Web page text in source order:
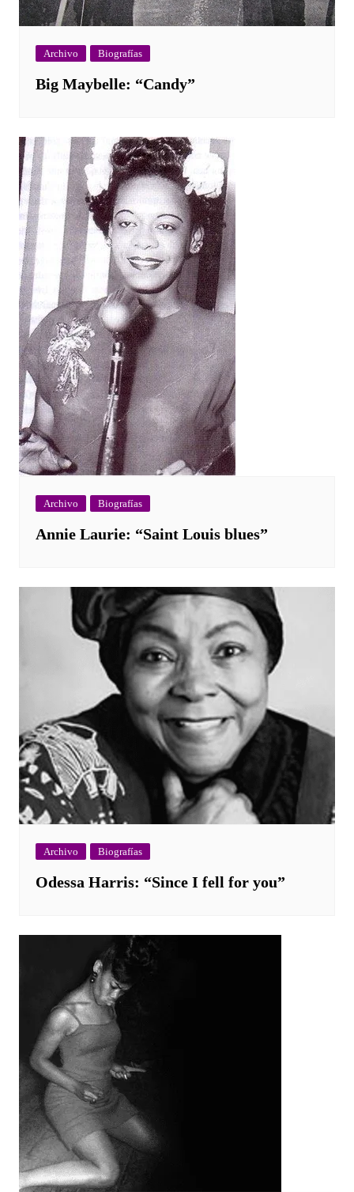
Archivo Biografías
Big Maybelle: “Candy”
Archivo Biografías
Annie Laurie: “Saint Louis blues”
Archivo Biografías
Odessa Harris: “Since I fell for you”